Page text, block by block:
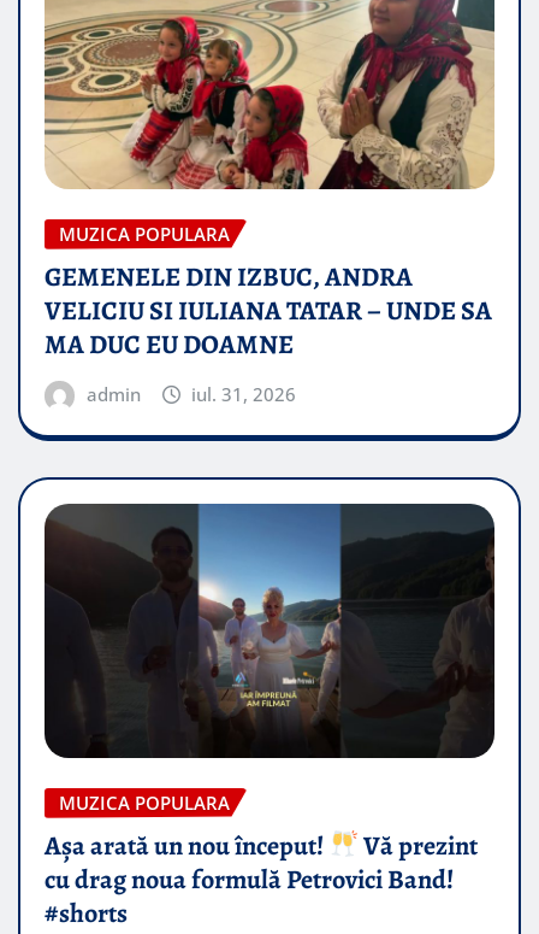
MUZICA POPULARA
GEMENELE DIN IZBUC, ANDRA
VELICIU SI IULIANA TATAR – UNDE SA
MA DUC EU DOAMNE
admin iul. 31, 2026
MUZICA POPULARA
Așa arată un nou început!
Vă prezint
cu drag noua formulă Petrovici Band!
#shorts